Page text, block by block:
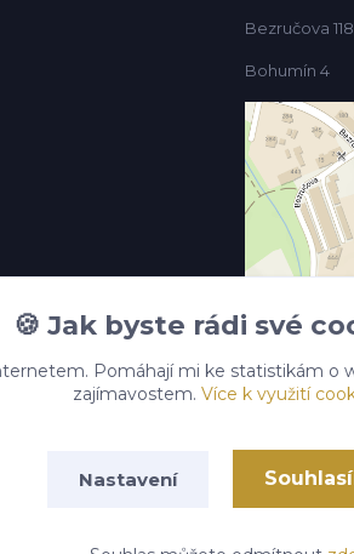
Bezručova 118
Bohumín 4
🍪 Jak byste rádi své
Pomáhají mi ke statistikám o
zajímavostem. Více k využití
Nastavení